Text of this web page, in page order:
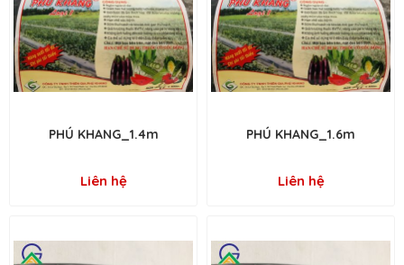
PHÚ KHANG_1.4m
Liên hệ
PHÚ KHANG_1.6m
Liên hệ